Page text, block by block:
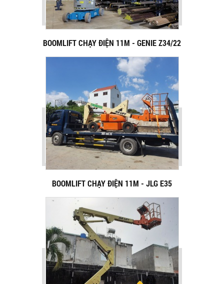
BOOMLIFT CHẠY ĐIỆN 11M - GENIE Z34/22
BOOMLIFT CHẠY ĐIỆN 11M - JLG E35